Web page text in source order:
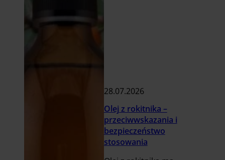
28.07.2026
Olej z rokitnika –
przeciwwskazania i
bezpieczeństwo
stosowania